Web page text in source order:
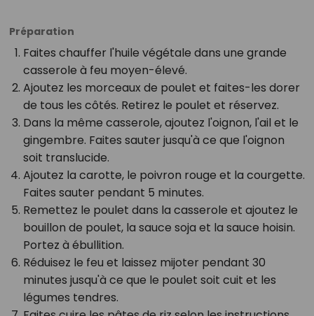
Préparation
Faites chauffer l'huile végétale dans une grande
casserole à feu moyen-élevé.
Ajoutez les morceaux de poulet et faites-les dorer
de tous les côtés. Retirez le poulet et réservez.
Dans la même casserole, ajoutez l'oignon, l'ail et le
gingembre. Faites sauter jusqu'à ce que l'oignon
soit translucide.
Ajoutez la carotte, le poivron rouge et la courgette.
Faites sauter pendant 5 minutes.
Remettez le poulet dans la casserole et ajoutez le
bouillon de poulet, la sauce soja et la sauce hoisin.
Portez à ébullition.
Réduisez le feu et laissez mijoter pendant 30
minutes jusqu'à ce que le poulet soit cuit et les
légumes tendres.